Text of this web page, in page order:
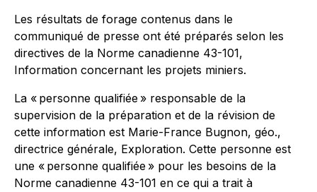
Les résultats de forage contenus dans le
communiqué de presse ont été préparés selon les
directives de la Norme canadienne 43-101,
Information concernant les projets miniers.
La « personne qualifiée » responsable de la
supervision de la préparation et de la révision de
cette information est Marie-France Bugnon, géo.,
directrice générale, Exploration. Cette personne est
une « personne qualifiée » pour les besoins de la
Norme canadienne 43-101 en ce qui a trait à